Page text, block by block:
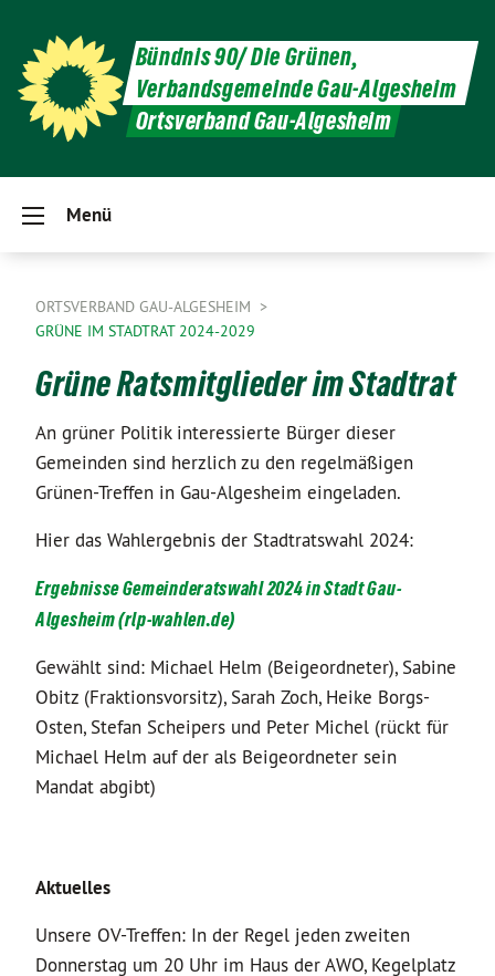
Bündnis 90/ Die Grünen,
Verbandsgemeinde Gau-Algesheim
Ortsverband Gau-Algesheim
Menü
ORTSVERBAND GAU-ALGESHEIM
GRÜNE IM STADTRAT 2024-2029
Grüne Ratsmitglieder im Stadtrat
An grüner Politik interessierte Bürger dieser
Gemeinden sind herzlich zu den regelmäßigen
Grünen-Treffen in Gau-Algesheim eingeladen.
Hier das Wahlergebnis der Stadtratswahl 2024:
Ergebnisse Gemeinderatswahl 2024 in Stadt Gau-
Algesheim (rlp-wahlen.de)
Gewählt sind: Michael Helm (Beigeordneter), Sabine
Obitz (Fraktionsvorsitz), Sarah Zoch, Heike Borgs-
Osten, Stefan Scheipers und Peter Michel (rückt für
Michael Helm auf der als Beigeordneter sein
Mandat abgibt)
Aktuelles
Unsere OV-Treffen: In der Regel jeden zweiten
Donnerstag um 20 Uhr im Haus der AWO, Kegelplatz